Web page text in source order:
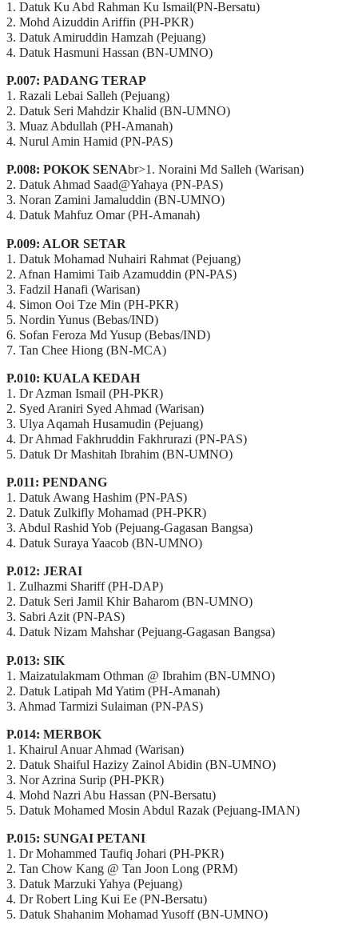
1. Datuk Ku Abd Rahman Ku Ismail(PN-Bersatu)
2. Mohd Aizuddin Ariffin (PH-PKR)
3. Datuk Amiruddin Hamzah (Pejuang)
4. Datuk Hasmuni Hassan (BN-UMNO)
P.007: PADANG TERAP
1. Razali Lebai Salleh (Pejuang)
2. Datuk Seri Mahdzir Khalid (BN-UMNO)
3. Muaz Abdullah (PH-Amanah)
4. Nurul Amin Hamid (PN-PAS)
P.008: POKOK SENAbr>1. Noraini Md Salleh (Warisan)
2. Datuk Ahmad Saad@Yahaya (PN-PAS)
3. Noran Zamini Jamaluddin (BN-UMNO)
4. Datuk Mahfuz Omar (PH-Amanah)
P.009: ALOR SETAR
1. Datuk Mohamad Nuhairi Rahmat (Pejuang)
2. Afnan Hamimi Taib Azamuddin (PN-PAS)
3. Fadzil Hanafi (Warisan)
4. Simon Ooi Tze Min (PH-PKR)
5. Nordin Yunus (Bebas/IND)
6. Sofan Feroza Md Yusup (Bebas/IND)
7. Tan Chee Hiong (BN-MCA)
P.010: KUALA KEDAH
1. Dr Azman Ismail (PH-PKR)
2. Syed Araniri Syed Ahmad (Warisan)
3. Ulya Aqamah Husamudin (Pejuang)
4. Dr Ahmad Fakhruddin Fakhrurazi (PN-PAS)
5. Datuk Dr Mashitah Ibrahim (BN-UMNO)
P.011: PENDANG
1. Datuk Awang Hashim (PN-PAS)
2. Datuk Zulkifly Mohamad (PH-PKR)
3. Abdul Rashid Yob (Pejuang-Gagasan Bangsa)
4. Datuk Suraya Yaacob (BN-UMNO)
P.012: JERAI
1. Zulhazmi Shariff (PH-DAP)
2. Datuk Seri Jamil Khir Baharom (BN-UMNO)
3. Sabri Azit (PN-PAS)
4. Datuk Nizam Mahshar (Pejuang-Gagasan Bangsa)
P.013: SIK
1. Maizatulakmam Othman @ Ibrahim (BN-UMNO)
2. Datuk Latipah Md Yatim (PH-Amanah)
3. Ahmad Tarmizi Sulaiman (PN-PAS)
P.014: MERBOK
1. Khairul Anuar Ahmad (Warisan)
2. Datuk Shaiful Hazizy Zainol Abidin (BN-UMNO)
3. Nor Azrina Surip (PH-PKR)
4. Mohd Nazri Abu Hassan (PN-Bersatu)
5. Datuk Mohamed Mosin Abdul Razak (Pejuang-IMAN)
P.015: SUNGAI PETANI
1. Dr Mohammed Taufiq Johari (PH-PKR)
2. Tan Chow Kang @ Tan Joon Long (PRM)
3. Datuk Marzuki Yahya (Pejuang)
4. Dr Robert Ling Kui Ee (PN-Bersatu)
5. Datuk Shahanim Mohamad Yusoff (BN-UMNO)